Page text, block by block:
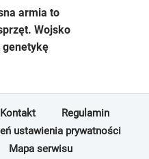
armia to
Wojsko
genetykę
Kontakt
Regulamin
ustawienia prywatności
Mapa serwisu